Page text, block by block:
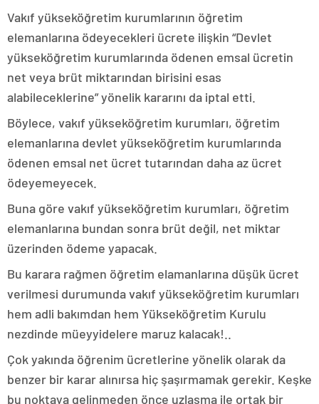
Vakıf yükseköğretim kurumlarının öğretim
elemanlarına ödeyecekleri ücrete ilişkin “Devlet
yükseköğretim kurumlarında ödenen emsal ücretin
net veya brüt miktarından birisini esas
alabileceklerine” yönelik kararını da iptal etti.
Böylece, vakıf yükseköğretim kurumları, öğretim
elemanlarına devlet yükseköğretim kurumlarında
ödenen emsal net ücret tutarından daha az ücret
ödeyemeyecek.
Buna göre vakıf yükseköğretim kurumları, öğretim
elemanlarına bundan sonra brüt değil, net miktar
üzerinden ödeme yapacak.
Bu karara rağmen öğretim elamanlarına düşük ücret
verilmesi durumunda vakıf yükseköğretim kurumları
hem adli bakımdan hem Yükseköğretim Kurulu
nezdinde müeyyidelere maruz kalacak!..
Çok yakında öğrenim ücretlerine yönelik olarak da
benzer bir karar alınırsa hiç şaşırmamak gerekir. Keşke
bu noktaya gelinmeden önce uzlaşma ile ortak bir